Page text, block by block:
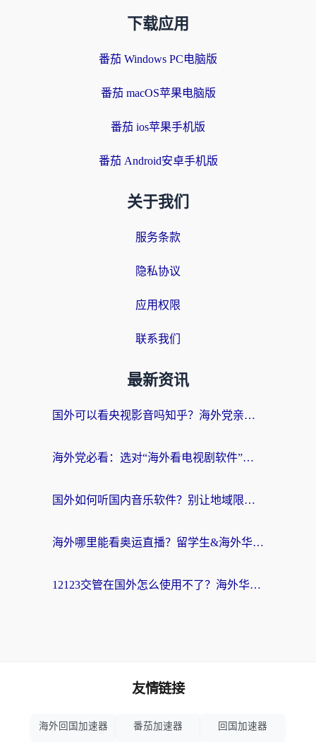
下载应用
番茄 Windows PC电脑版
番茄 macOS苹果电脑版
番茄 ios苹果手机版
番茄 Android安卓手机版
关于我们
服务条款
隐私协议
应用权限
联系我们
最新资讯
国外可以看央视影音吗知乎？海外党亲测有效的回国加速方案
海外党必看：选对“海外看电视剧软件”，再也不用愁国内剧刷不了
国外如何听国内音乐软件？别让地域限制，断了你的中文歌单
海外哪里能看奥运直播？留学生&海外华人必看的体育赛事观赛终极指南
12123交管在国外怎么使用不了？海外华人必看的无缝访问国内资源指南
友情链接
海外回国加速器 番茄加速器 回国加速器